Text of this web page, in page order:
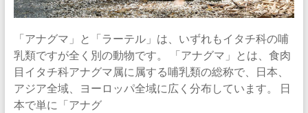
「アナグマ」と「ラーテル」は、いずれもイタチ科の哺
乳類ですが全く別の動物です。 「アナグマ」とは、食肉
目イタチ科アナグマ属に属する哺乳類の総称で、日本、
アジア全域、ヨーロッパ全域に広く分布しています。 日
本で単に「アナグ